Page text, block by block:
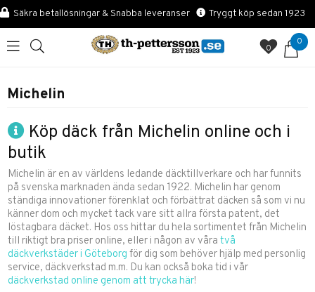
Säkra betallösningar & Snabba leveranser Tryggt köp sedan 1923
0
0
Michelin
Köp däck från Michelin online och i
butik
Michelin är en av världens ledande däcktillverkare och har funnits
på svenska marknaden ända sedan 1922. Michelin har genom
ständiga innovationer förenklat och förbättrat däcken så som vi nu
känner dom och mycket tack vare sitt allra första patent, det
löstagbara däcket. Hos oss hittar du hela sortimentet från Michelin
till riktigt bra priser online, eller i någon av våra två
däckverkstäder i Göteborg för dig som behöver hjälp med personlig
service, däckverkstad m.m. Du kan också boka tid i vår
däckverkstad online genom att trycka här!